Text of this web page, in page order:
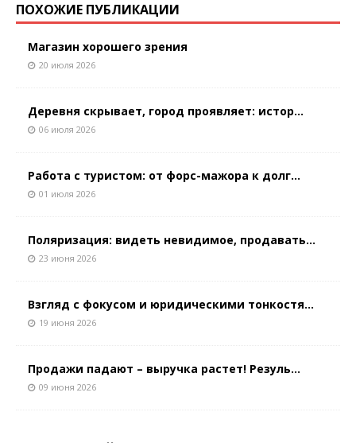
ПОХОЖИЕ ПУБЛИКАЦИИ
Магазин хорошего зрения
20 июля 2026
Деревня скрывает, город проявляет: истор...
06 июля 2026
Работа с туристом: от форс-мажора к долг...
01 июля 2026
Поляризация: видеть невидимое, продавать...
23 июня 2026
Взгляд с фокусом и юридическими тонкостя...
19 июня 2026
Продажи падают – выручка растет! Резуль...
09 июня 2026